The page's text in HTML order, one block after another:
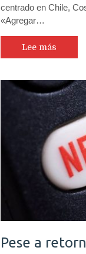
centrado en Chile,
«Agregar…
Lee más
Pese a